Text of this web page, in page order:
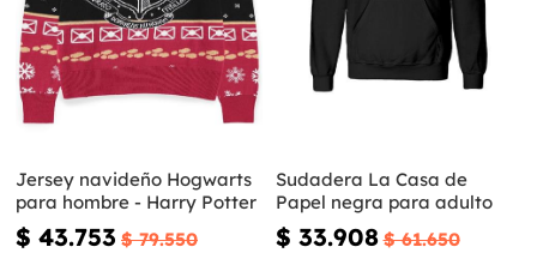
Jersey navideño Hogwarts
para hombre - Harry Potter
$ 43.753 $ 79.550
Sudadera La Casa de
Papel negra para adulto
$ 33.908 $ 61.650